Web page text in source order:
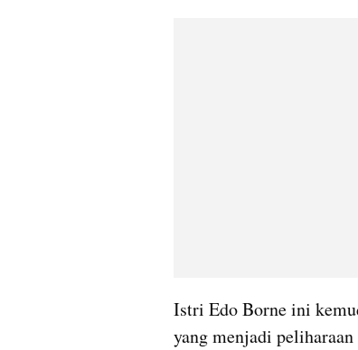
Istri Edo Borne ini
yang menjadi